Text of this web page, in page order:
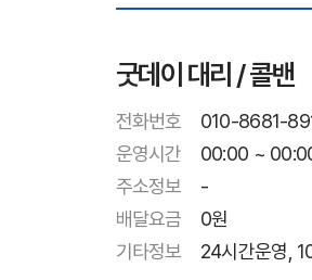
굿데이 대리 / 콜밴
전화번호
010-8681-
운영시간
00:00 ~
주소정보
-
배달요금
0원
기타정보
24시간운영,